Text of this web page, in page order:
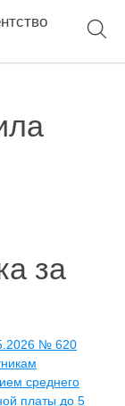
за
№ 620
среднего
платы до 5